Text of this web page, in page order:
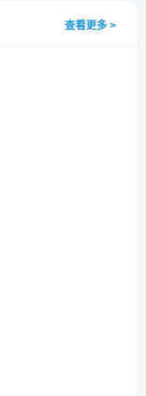
查看更多 >